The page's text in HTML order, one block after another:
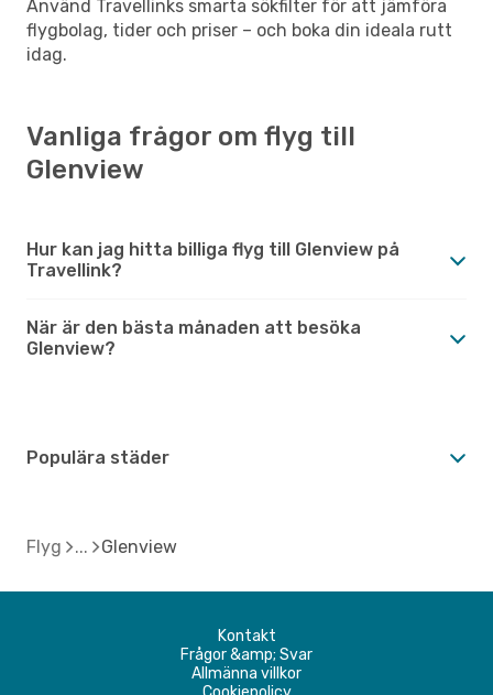
Använd Travellinks smarta sökfilter för att jämföra
flygbolag, tider och priser – och boka din ideala rutt
idag.
Vanliga frågor om flyg till
Glenview
Hur kan jag hitta billiga flyg till Glenview på
Travellink?
När är den bästa månaden att besöka
Glenview?
Populära städer
Flyg Glenview
Kontakt
Frågor &amp; Svar
Allmänna villkor